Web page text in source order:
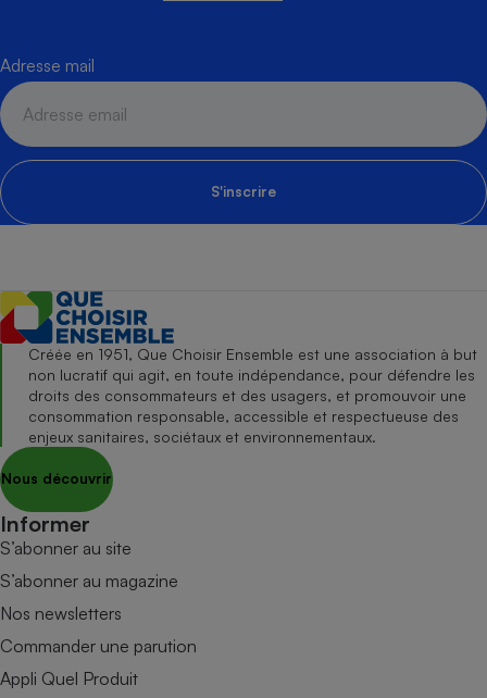
Adresse mail
S'inscrire
Créée en 1951, Que Choisir Ensemble est une association à but
non lucratif qui agit, en toute indépendance, pour défendre les
droits des consommateurs et des usagers, et promouvoir une
consommation responsable, accessible et respectueuse des
enjeux sanitaires, sociétaux et environnementaux.
Nous découvrir
Informer
S’abonner au site
S’abonner au magazine
Nos newsletters
Commander une parution
Appli Quel Produit